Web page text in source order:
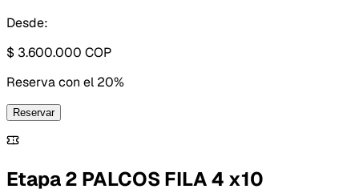
Desde:
$ 3.600.000 COP
Reserva con el 20%
Reservar
Etapa 2 PALCOS FILA 4 x10